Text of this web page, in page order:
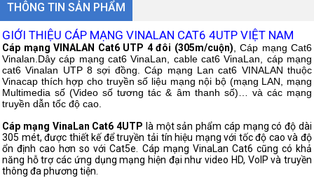
THÔNG TIN SẢN PHẨM
GIỚI THIỆU CÁP MẠNG VINALAN CAT6 4UTP VIỆT NAM
Cáp mạng VINALAN Cat6 UTP 4 đôi (305m/cuộn), Cáp mạng Cat6
Vinalan.Dây cáp mạng cat6 VinaLan, cable cat6 VinaLan, cáp mạng
cat6 Vinalan UTP 8 sợi đồng. Cáp mạng Lan cat6 VINALAN thuộc
Vinacap thích hợp cho truyền số liệu mạng nội bộ (mạng LAN, mạng
Multimedia số (Video số tương tác & âm thanh số)… và các mạng
truyền dẫn tốc độ cao.
Cáp mạng VinaLan Cat6 4UTP là một sản phẩm cáp mạng có độ dài
305 mét, được thiết kế để truyền tải tín hiệu mạng với tốc độ cao và độ
ổn định cao hơn so với Cat5e. Cáp mạng VinaLan Cat6 cũng có khả
năng hỗ trợ các ứng dụng mạng hiện đại như video HD, VoIP và truyền
thông đa phương tiện.